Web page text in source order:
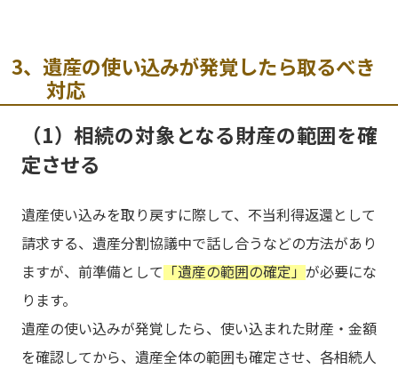
3、遺産の使い込みが発覚したら取るべき
対応
（1）相続の対象となる財産の範囲を確
定させる
遺産使い込みを取り戻すに際して、不当利得返還として
請求する、遺産分割協議中で話し合うなどの方法があり
ますが、前準備として「遺産の範囲の確定」が必要にな
ります。
遺産の使い込みが発覚したら、使い込まれた財産・金額
を確認してから、遺産全体の範囲も確定させ、各相続人